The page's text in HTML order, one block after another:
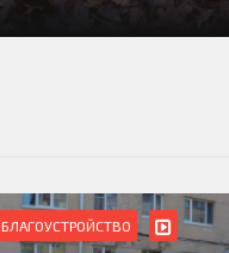
БЛАГОУСТРОЙСТВО